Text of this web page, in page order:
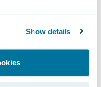
Show details